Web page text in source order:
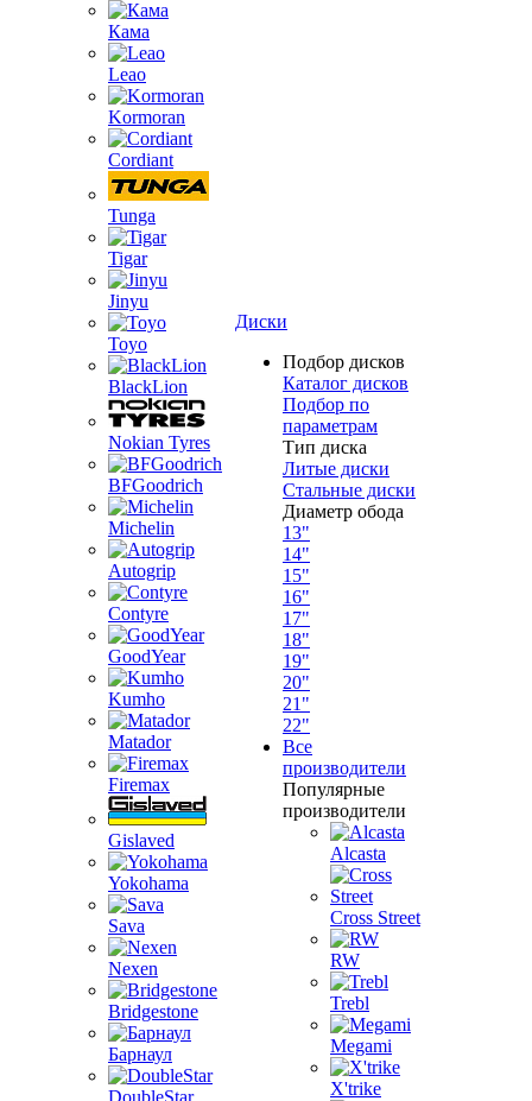
Кама
Leao
Kormoran
Cordiant
Tunga
Tigar
Jinyu
Toyo
BlackLion
Nokian Tyres
BFGoodrich
Michelin
Autogrip
Contyre
GoodYear
Kumho
Matador
Firemax
Gislaved
Yokohama
Sava
Nexen
Bridgestone
Барнаул
DoubleStar
Диски
Подбор дисков
Каталог дисков
Подбор по
параметрам
Тип диска
Литые диски
Стальные диски
Диаметр обода
13"
14"
15"
16"
17"
18"
19"
20"
21"
22"
Все
производители
Популярные
производители
Alcasta
Cross Street
RW
Trebl
Megami
X'trike